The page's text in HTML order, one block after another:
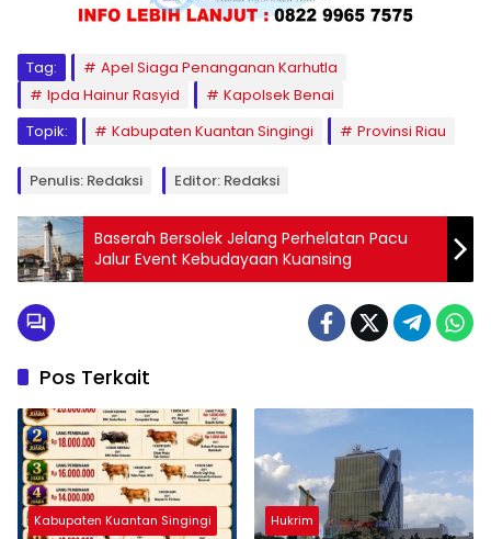
Tag:
Apel Siaga Penanganan Karhutla
Ipda Hainur Rasyid
Kapolsek Benai
Topik:
Kabupaten Kuantan Singingi Provinsi Riau
Penulis: Redaksi Editor: Redaksi
Baserah Bersolek Jelang Perhelatan Pacu
Jalur Event Kebudayaan Kuansing
Pos Terkait
Kabupaten Kuantan Singingi Hukrim